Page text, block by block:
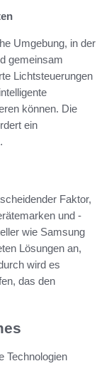
Umgebung, in der
gemeinsam
Lichtsteuerungen
können. Die
ein
Faktor,
und -
wie Samsung
Lösungen an,
wird es
das den
Technologien